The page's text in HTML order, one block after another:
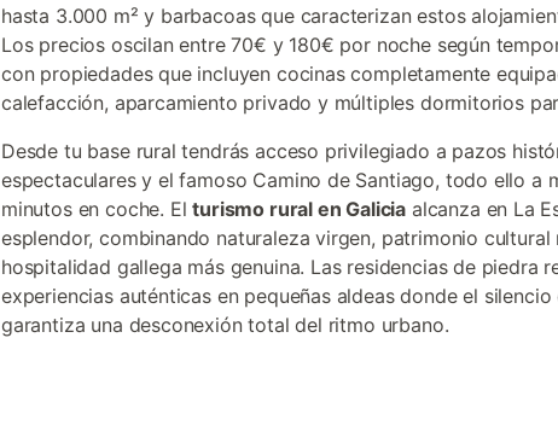
hasta 3.000 m² y barbacoas que caracterizan estos
Los precios oscilan entre 70€ y 180€ por noche según
con propiedades que incluyen cocinas completamente
calefacción, aparcamiento privado y múltiples dormitorios
Desde tu base rural tendrás acceso privilegiado a pazos
espectaculares y el famoso Camino de Santiago, todo ello a
minutos en coche. Elturismo rural en Galicia alcanza en La
esplendor, combinando naturaleza virgen, patrimonio cultural
hospitalidad gallega más genuina. Las residencias de piedra
experiencias auténticas en pequeñas aldeas donde el
garantiza una desconexión total del ritmo urbano.